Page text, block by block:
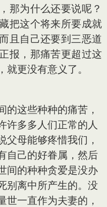
那为什么还要说呢？
把这个将来所要成就
且自己还要到三恶道
报，那痛苦更超过这
更没有意义了。
这些种种的痛苦，
许多多人们正常的人
父母能够疼惜我们，
自己的好眷属，然后
间的种种贪爱是没办
别离中所产生的。没
世一直作为夫妻的，